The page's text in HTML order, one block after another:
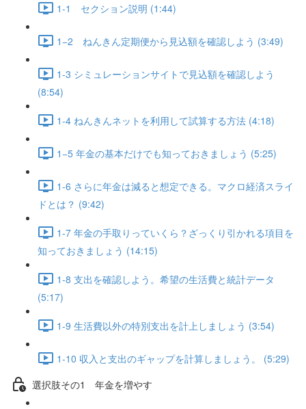
1-1 セクション説明 (1:44)
1−2 ねんきん定期便から見込額を確認しよう (3:49)
1-3 シミュレーションサイトで見込額を確認しよう
(8:54)
1-4 ねんきんネットを利用して試算する方法 (4:18)
1−5 年金の基本だけでも知っておきましょう (5:25)
1-6 さらに年金は減ると想定できる。マクロ経済スライ
ドとは？ (9:42)
1-7 年金の手取りっていくら？ざっくり引かれる項目を
知っておきましょう (14:15)
1-8 支出を確認しよう。希望の生活費と統計データ
(5:17)
1-9 生活費以外の特別支出を計上しましょう (3:54)
1-10 収入と支出のギャップを計算しましょう。 (5:29)
選択肢その1 年金を増やす